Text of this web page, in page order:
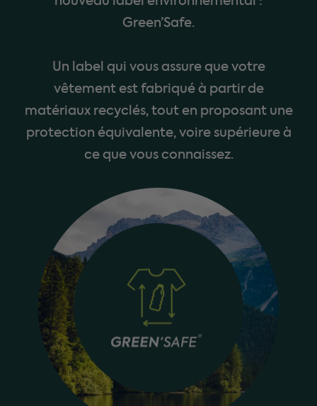
Green’Safe.
Un label qui vous assure que votre
vêtement est fabriqué à partir de
matériaux recyclés, tout en proposant une
protection équivalente, voire supérieure à
ce que vous connaissez.